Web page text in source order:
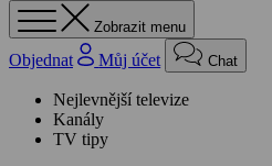
Zobrazit menu
Objednat Můj účet Chat
Nejlevnější televize
Kanály
TV tipy